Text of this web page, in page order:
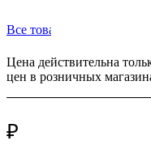
Все товары бренда JNB
Цена действительна
цен в розничных
₽